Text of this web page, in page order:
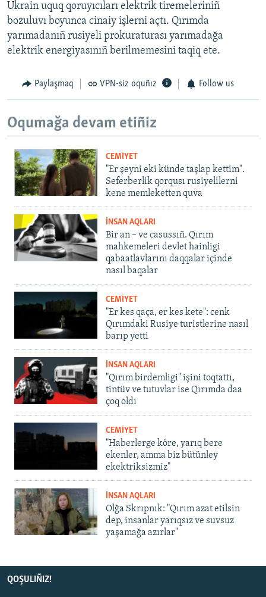
Ukrain uquq qoruyıcıları elektrik tiremeleriniñ
bozuluvı boyunca cinaiy işlerni açtı. Qırımda
yarımadanıñ rusiyeli prokuraturası yarımadağa
elektrik energiyasınıñ berilmemesini taqiq ete.
Paylaşmaq VPN-siz oquñız Follow us
Oqumağa devam etiñiz
CEMİYET
"Er şeyni eki künde taşlap kettim".
Seferberlik qorqusı rusiyelilerni
kene memleketten quva
İNSAN AQLARI
Bir an – ve casussıñ. Qırım
mahkemeleri devlet hainligi
qabaatlavlarını daqqalar içinde
nasıl baqalar
CEMİYET
"Er kes qaça, er kes kete": cenk
Qırımdaki Rusiye turistlerine nasıl
barıp yetti
İNSAN AQLARI
"Qırım birdemligi" işini toqtattı,
tintüv ve tutuvlar ise Qırımda daa
çoq oldı
CEMİYET
"Haberlerge köre, yarıq bere
ekenler, amma biz bütünley
ekektriksizmiz"
İNSAN AQLARI
Olğa Skrıpnık: "Qırım azat etilsin
dep, insanlar yarıqsız ve suvsuz
yaşamağa azırlar"
QOŞULIÑIZ!